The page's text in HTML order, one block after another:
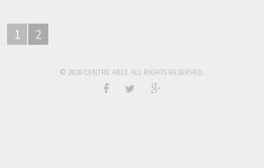
1 2
© 2026 CENTRE AB13. ALL RIGHTS RESERVED.